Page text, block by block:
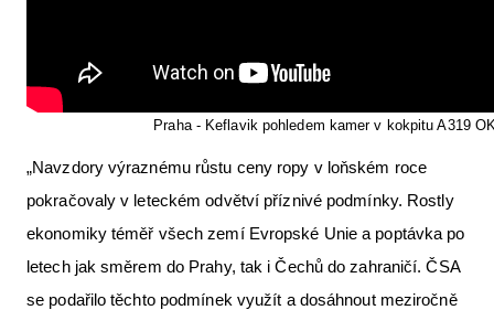
Praha - Keflavik pohledem kamer v kokpitu A319
„Navzdory výraznému růstu ceny ropy v loňském roce
pokračovaly v leteckém odvětví příznivé podmínky. Rostly
ekonomiky téměř všech zemí Evropské Unie a poptávka po
letech jak směrem do Prahy, tak i Čechů do zahraničí. ČSA
se podařilo těchto podmínek využít a dosáhnout meziročně